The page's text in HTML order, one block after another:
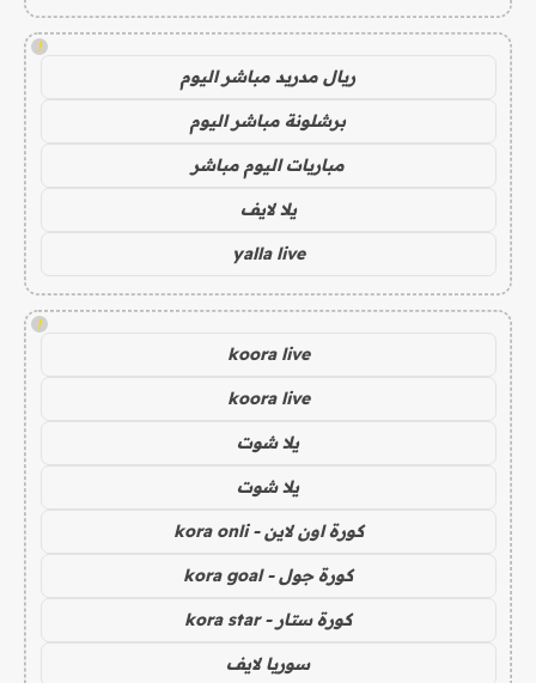
!
ريال مدريد مباشر اليوم
برشلونة مباشر اليوم
مباريات اليوم مباشر
يلا لايف
yalla live
!
koora live
koora live
يلا شوت
يلا شوت
كورة اون لاين - kora onli
كورة جول - kora goal
كورة ستار - kora star
سوريا لايف